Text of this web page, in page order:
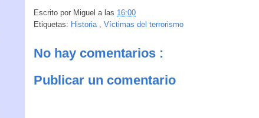
Escrito por Miguel a las 16:00
Etiquetas: Historia , Víctimas del terrorismo
No hay comentarios :
Publicar un comentario